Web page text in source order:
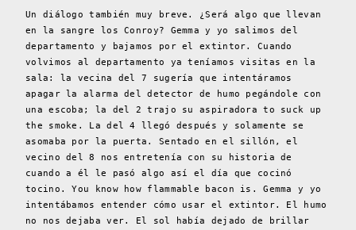
Un diálogo también muy breve. ¿Será algo que llevan
en la sangre los Conroy? Gemma y yo salimos del
departamento y bajamos por el extintor. Cuando
volvimos al departamento ya teníamos visitas en la
sala: la vecina del 7 sugería que intentáramos
apagar la alarma del detector de humo pegándole con
una escoba; la del 2 trajo su aspiradora to suck up
the smoke. La del 4 llegó después y solamente se
asomaba por la puerta. Sentado en el sillón, el
vecino del 8 nos entretenía con su historia de
cuando a él le pasó algo así el día que cocinó
tocino. You know how flammable bacon is. Gemma y yo
intentábamos entender cómo usar el extintor. El humo
no nos dejaba ver. El sol había dejado de brillar